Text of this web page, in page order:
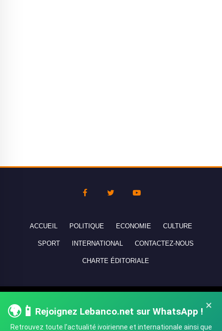
×
🌍📱 Rejoignez Lebanco.net sur WhatsApp !
Retrouvez toute l'actualité ivoirienne et internationale ainsi que
ACCUEIL POLITIQUE ECONOMIE CULTURE
SPORT INTERNATIONAL CONTACTEZ-NOUS
CHARTE ÉDITORIALE
réservés - All rights reserved.